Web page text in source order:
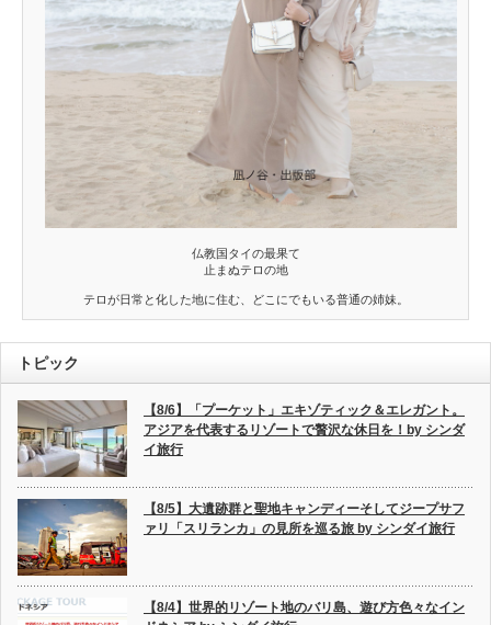
仏教国タイの最果て
止まぬテロの地
テロが日常と化した地に住む、どこにでもいる普通の姉妹。
トピック
【8/6】「プーケット」エキゾティック＆エレガント。
アジアを代表するリゾートで贅沢な休日を！by シンダ
イ旅行
【8/5】大遺跡群と聖地キャンディーそしてジープサフ
ァリ「スリランカ」の見所を巡る旅 by シンダイ旅行
【8/4】世界的リゾート地のバリ島、遊び方色々なイン